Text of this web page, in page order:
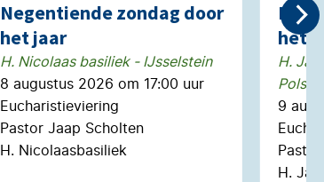
Negentiende zondag door
het jaar
H. Nicolaas basiliek - IJsselstein
8 augustus 2026 om 17:00 uur
Eucharistieviering
Pastor Jaap Scholten
H. Nicolaasbasiliek
het
H.
9
H.